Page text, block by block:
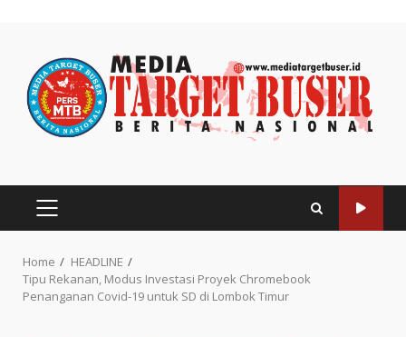
content
PRIMARY
Home
HEADLINE
Tipu Rekanan, Modus Investasi Proyek Chromebook
Penanganan Covid-19 untuk SD di Lombok Timur